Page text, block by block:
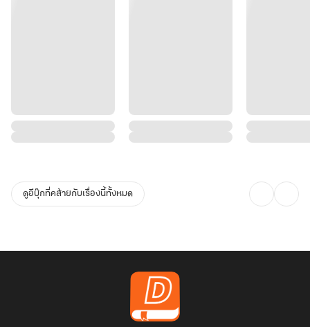
ดูอีบุ๊กที่คล้ายกับเรื่องนี้ทั้งหมด